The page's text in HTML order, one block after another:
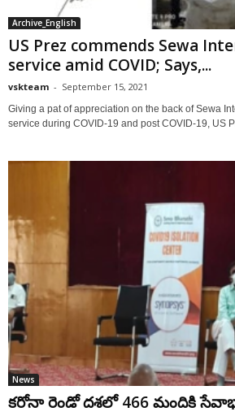
Archive_English
US Prez commends Sewa
service amid COVID; Says,...
vskteam - September 15, 2021
Giving a pat of appreciation on the back of Sewa
service during COVID-19 and post COVID-19, US
News
క‌రోనా రెండో ద‌శలో 466 మందికి